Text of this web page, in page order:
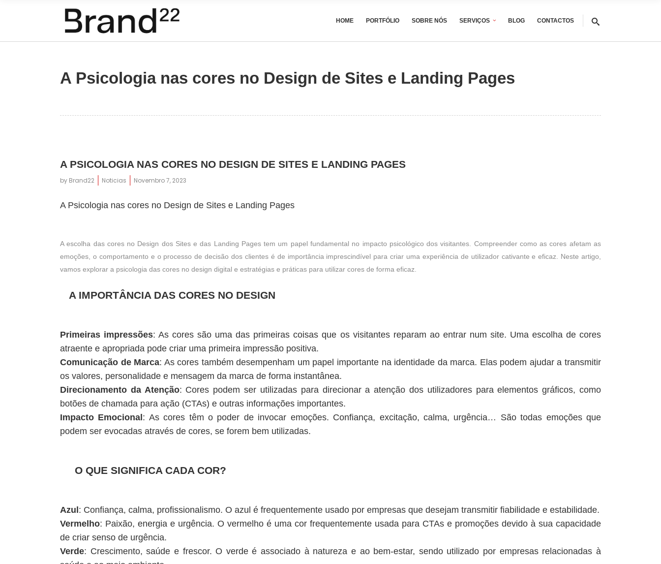
HOME PORTFÓLIO SOBRE NÓS SERVIÇOS BLOG CONTACTOS
A Psicologia nas cores no Design de Sites e Landing Pages
A PSICOLOGIA NAS CORES NO DESIGN DE SITES E LANDING PAGES
by Brand22 Noticias Novembro 7, 2023
A Psicologia nas cores no Design de Sites e Landing Pages
A escolha das cores no Design dos Sites e das Landing Pages tem um papel fundamental no impacto psicológico dos visitantes. Compreender como as cores afetam as
emoções, o comportamento e o processo de decisão dos clientes é de importância imprescindível para criar uma experiência de utilizador cativante e eficaz. Neste artigo,
vamos explorar a psicologia das cores no design digital e estratégias e práticas para utilizar cores de forma eficaz.
A IMPORTÂNCIA DAS CORES NO DESIGN
Primeiras impressões: As cores são uma das primeiras coisas que os visitantes reparam ao entrar num site. Uma escolha de cores
atraente e apropriada pode criar uma primeira impressão positiva.
Comunicação de Marca: As cores também desempenham um papel importante na identidade da marca. Elas podem ajudar a transmitir
os valores, personalidade e mensagem da marca de forma instantânea.
Direcionamento da Atenção: Cores podem ser utilizadas para direcionar a atenção dos utilizadores para elementos gráficos, como
botões de chamada para ação (CTAs) e outras informações importantes.
Impacto Emocional : As cores têm o poder de invocar emoções. Confiança, excitação, calma, urgência… São todas emoções que
podem ser evocadas através de cores, se forem bem utilizadas.
O QUE SIGNIFICA CADA COR?
Azul : Confiança, calma, profissionalismo. O azul é frequentemente usado por empresas que desejam transmitir fiabilidade e estabilidade.
Vermelho: Paixão, energia e urgência. O vermelho é uma cor frequentemente usada para CTAs e promoções devido à sua capacidade
de criar senso de urgência.
Verde: Crescimento, saúde e frescor. O verde é associado à natureza e ao bem-estar, sendo utilizado por empresas relacionadas à